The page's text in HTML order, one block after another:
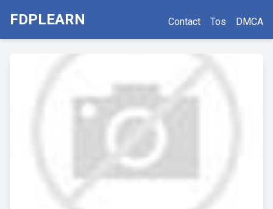
FDPLEARN Contact Tos DMCA